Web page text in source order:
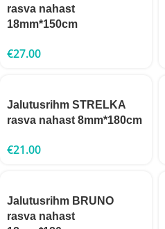
rasva nahast
18mm*150cm
€27.00
Jalutusrihm STRELKA
rasva nahast 8mm*180cm
€21.00
Jalutusrihm BRUNO
rasva nahast